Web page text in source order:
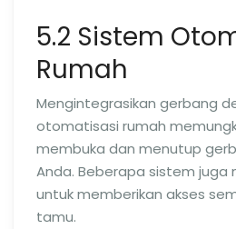
5.2 Sistem
Rumah
Mengintegrasikan gerbang
otomatisasi rumah
membuka dan menutup
Anda. Beberapa sistem juga
untuk memberikan akses
tamu.